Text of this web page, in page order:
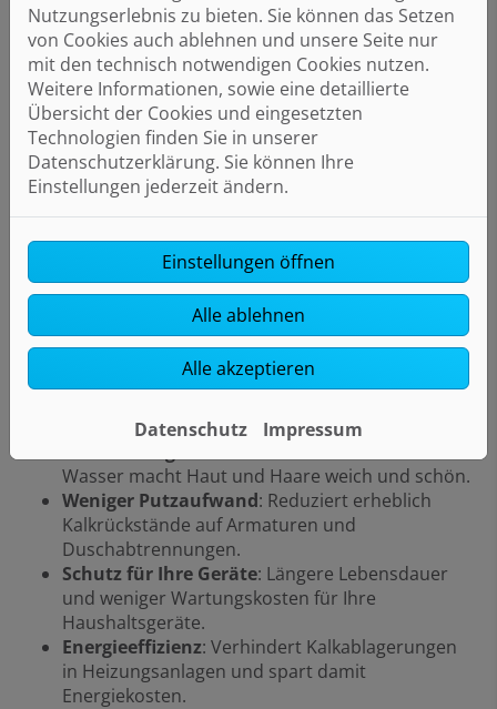
App steuer- und überwachbar.
Sicherheit: Im Falle einer Undichtigkeit wird die
Wasserleitung in Verbindung mit dem
Leckagesensor automatisch abgesperrt.
Weiches Wasser mit CONEL CLEAR PRO
SOFT
Enthärtungsanlage CLEAR PRO
SOFTgenießen Sie alle Vorteile von weichem Wasser
Die Vorteile im Überblick:
und fühlt sich angenehmer an.
Wasser macht Haut und Haare weich und schön.
Weniger Putzaufwand: Reduziert erheblich
Kalkrückstände auf Armaturen und
Duschabtrennungen.
Schutz für Ihre Geräte: Längere Lebensdauer
und weniger Wartungskosten für Ihre
Haushaltsgeräte.
Energieeffizienz: Verhindert Kalkablagerungen
in Heizungsanlagen und spart damit
Energiekosten.
Nutzungserlebnis zu bieten. Sie können das Setzen
von Cookies auch ablehnen und unsere Seite nur
mit den technisch notwendigen Cookies nutzen.
Weitere Informationen, sowie eine detaillierte
Übersicht der Cookies und eingesetzten
Technologien finden Sie in unserer
Datenschutzerklärung. Sie können Ihre
Einstellungen jederzeit ändern.
Einstellungen öffnen
Alle ablehnen
Alle akzeptieren
Datenschutz Impressum